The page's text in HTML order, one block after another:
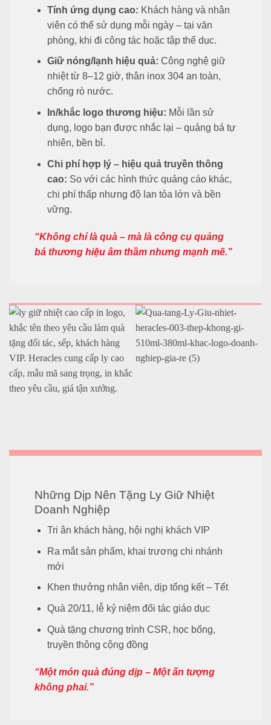
Tính ứng dụng cao: Khách hàng và nhân
viên có thể sử dụng mỗi ngày – tại văn
phòng, khi đi công tác hoặc tập thể dục.
Giữ nóng/lạnh hiệu quả: Công nghệ giữ
nhiệt từ 8–12 giờ, thân inox 304 an toàn,
chống rò nước.
In/khắc logo thương hiệu: Mỗi lần sử
dụng, logo bạn được nhắc lại – quảng bá tự
nhiên, bền bỉ.
Chi phí hợp lý – hiệu quả truyền thông
cao: So với các hình thức quảng cáo khác,
chi phí thấp nhưng độ lan tỏa lớn và bền
vững.
“Không chỉ là quà – mà là công cụ quảng
bá thương hiệu âm thầm nhưng mạnh mẽ.”
Những Dịp Nên Tặng Ly Giữ Nhiệt
Doanh Nghiệp
Tri ân khách hàng, hội nghị khách VIP
Ra mắt sản phẩm, khai trương chi nhánh
mới
Khen thưởng nhân viên, dịp tổng kết – Tết
Quà 20/11, lễ kỷ niệm đối tác giáo dục
Quà tặng chương trình CSR, học bổng,
truyền thông cộng đồng
“Một món quà đúng dịp – Một ấn tượng
không phai.”